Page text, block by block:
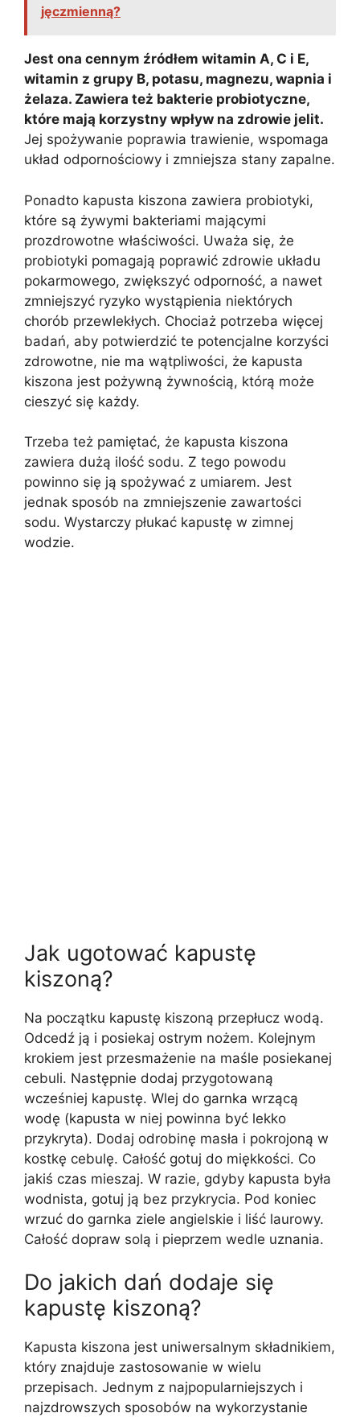
jęczmienną?
Jest ona cennym źródłem witamin A, C i E,
witamin z grupy B, potasu, magnezu, wapnia i
żelaza. Zawiera też bakterie probiotyczne,
które mają korzystny wpływ na zdrowie jelit.
Jej spożywanie poprawia trawienie, wspomaga
układ odpornościowy i zmniejsza stany zapalne.
Ponadto kapusta kiszona zawiera probiotyki,
które są żywymi bakteriami mającymi
prozdrowotne właściwości. Uważa się, że
probiotyki pomagają poprawić zdrowie układu
pokarmowego, zwiększyć odporność, a nawet
zmniejszyć ryzyko wystąpienia niektórych
chorób przewlekłych. Chociaż potrzeba więcej
badań, aby potwierdzić te potencjalne korzyści
zdrowotne, nie ma wątpliwości, że kapusta
kiszona jest pożywną żywnością, którą może
cieszyć się każdy.
Trzeba też pamiętać, że kapusta kiszona
zawiera dużą ilość sodu. Z tego powodu
powinno się ją spożywać z umiarem. Jest
jednak sposób na zmniejszenie zawartości
sodu. Wystarczy płukać kapustę w zimnej
wodzie.
Jak ugotować kapustę
kiszoną?
Na początku kapustę kiszoną przepłucz wodą.
Odcedź ją i posiekaj ostrym nożem. Kolejnym
krokiem jest przesmażenie na maśle posiekanej
cebuli. Następnie dodaj przygotowaną
wcześniej kapustę. Wlej do garnka wrzącą
wodę (kapusta w niej powinna być lekko
przykryta). Dodaj odrobinę masła i pokrojoną w
kostkę cebulę. Całość gotuj do miękkości. Co
jakiś czas mieszaj. W razie, gdyby kapusta była
wodnista, gotuj ją bez przykrycia. Pod koniec
wrzuć do garnka ziele angielskie i liść laurowy.
Całość dopraw solą i pieprzem wedle uznania.
Do jakich dań dodaje się
kapustę kiszoną?
Kapusta kiszona jest uniwersalnym składnikiem,
który znajduje zastosowanie w wielu
przepisach. Jednym z najpopularniejszych i
najzdrowszych sposobów na wykorzystanie